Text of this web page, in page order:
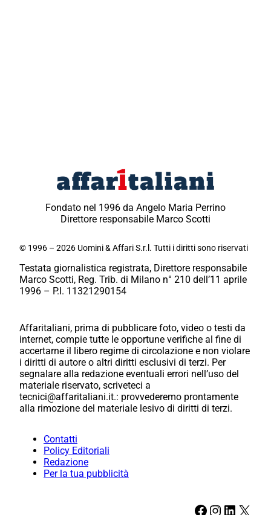
Fondato nel 1996 da Angelo Maria Perrino
Direttore responsabile Marco Scotti
© 1996 – 2026 Uomini & Affari S.r.l. Tutti i diritti sono riservati
Testata giornalistica registrata, Direttore responsabile
Marco Scotti, Reg. Trib. di Milano n° 210 dell’11 aprile
1996 – P.I. 11321290154
Affaritaliani, prima di pubblicare foto, video o testi da
internet, compie tutte le opportune verifiche al fine di
accertarne il libero regime di circolazione e non violare
i diritti di autore o altri diritti esclusivi di terzi. Per
segnalare alla redazione eventuali errori nell’uso del
materiale riservato, scriveteci a
tecnici@affaritaliani.it.: provvederemo prontamente
alla rimozione del materiale lesivo di diritti di terzi.
Contatti
Policy Editoriali
Redazione
Per la tua pubblicità
Facebook Instagram LinkedIn X